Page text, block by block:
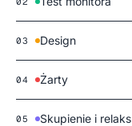
03 Design
04 Żarty
05 Skupienie i relaks